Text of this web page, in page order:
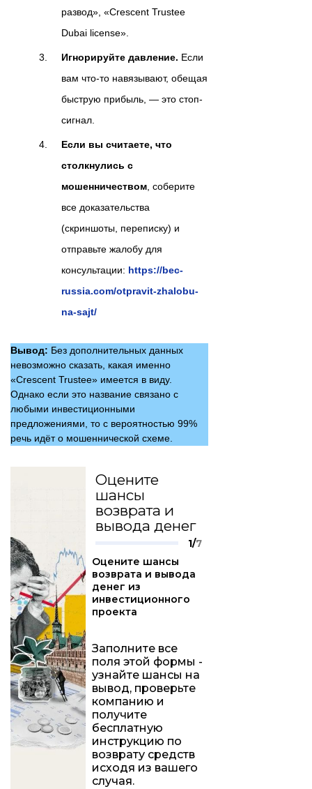
развод», «Crescent Trustee
Dubai license».
Игнорируйте давление. Если
вам что-то навязывают, обещая
быструю прибыль, — это стоп-
сигнал.
Если вы считаете, что
столкнулись с
мошенничеством , соберите
все доказательства
(скриншоты, переписку) и
отправьте жалобу для
консультации: https://bec-
russia.com/otpravit-zhalobu-
na-sajt/
Вывод: Без дополнительных данных
невозможно сказать, какая именно
«Crescent Trustee» имеется в виду.
Однако если это название связано с
любыми инвестиционными
предложениями, то с вероятностью 99%
речь идёт о мошеннической схеме.
Оцените
шансы
возврата и
вывода денег
1/7
Оцените шансы
возврата и вывода
денег из
инвестиционного
проекта
Заполните все
поля этой формы -
узнайте шансы на
вывод, проверьте
компанию и
получите
бесплатную
инструкцию по
возврату средств
исходя из вашего
случая.